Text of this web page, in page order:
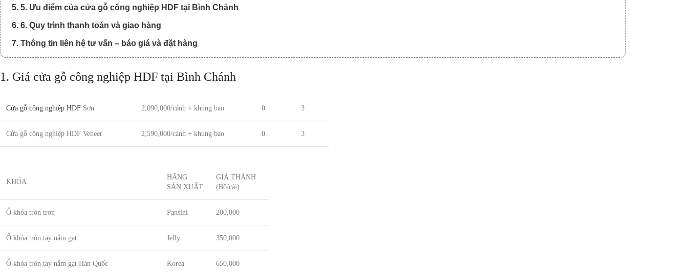
5. 5. Ưu điểm của cửa gỗ công nghiệp HDF tại Bình Chánh
6. 6. Quy trình thanh toán và giao hàng
7. Thông tin liên hệ tư vấn – báo giá và đặt hàng
1. Giá cửa gỗ công nghiệp HDF tại Bình Chánh
Cửa gỗ công nghiệp HDF Sơn 2,090,000/cánh + khung bao 0 3
Cửa gỗ công nghiệp HDF Veneer 2,590,000/cánh + khung bao 0 3
KHÓA
HÃNG
SẢN XUẤT
GIÁ THÀNH
(Bộ/cái)
Ổ khóa tròn trơn Pansini 200,000
Ổ khóa tròn tay nắm gạt Jelly 350,000
Ổ khóa tròn tay nắm gạt Hàn Quốc Korea 650,000